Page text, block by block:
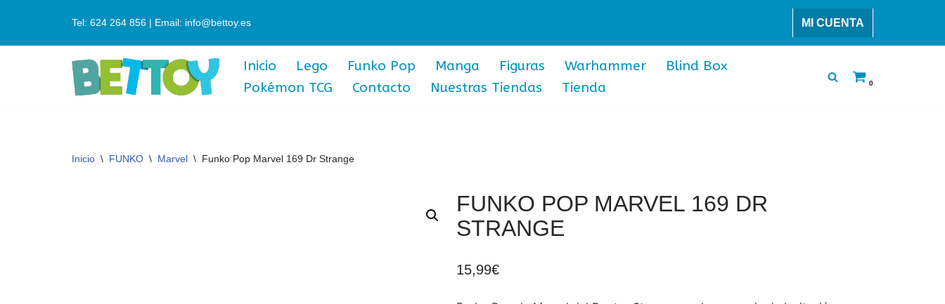
Tel: 624 264 856 | Email: info@bettoy.es MI CUENTA
Inicio Lego Funko Pop Manga Figuras Warhammer
Blind Box
Pokémon TCG
Contacto Nuestras Tiendas Tienda 0
Inicio \ FUNKO \ Marvel \ Funko Pop Marvel 169 Dr Strange
FUNKO POP MARVEL 169 DR
STRANGE
15,99€